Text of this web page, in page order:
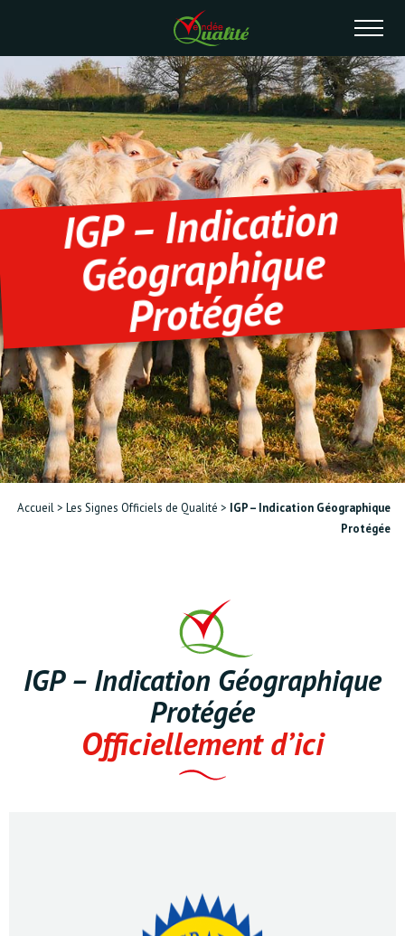
IGP – Indication
Géographique
Protégée
Accueil> Les Signes Officiels de Qualité > IGP – Indication Géographique
Protégée
IGP – Indication Géographique
Protégée
Officiellement d’ici